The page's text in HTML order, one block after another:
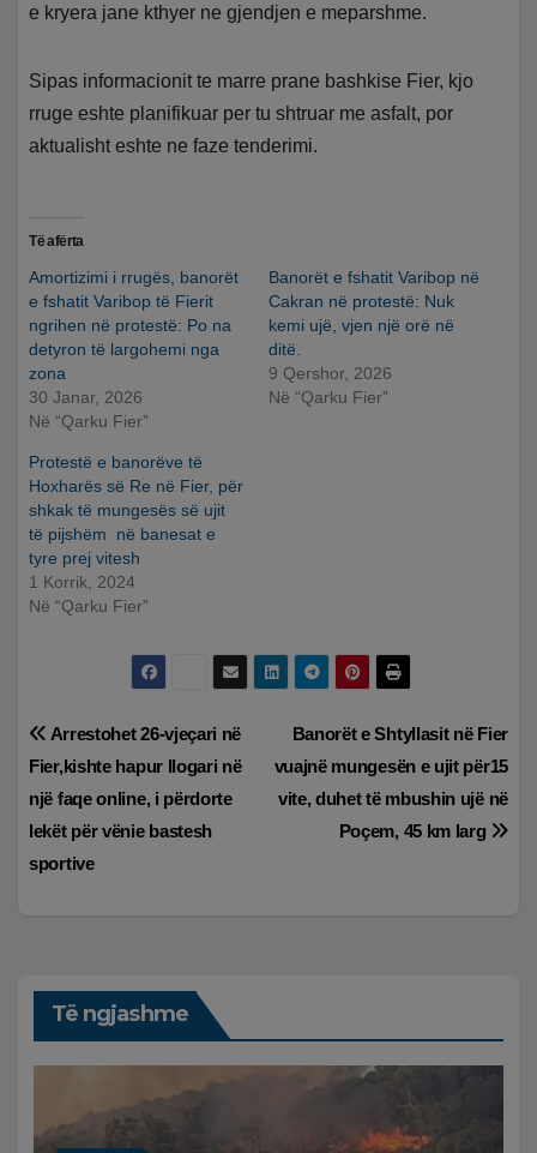
e kryera jane kthyer ne gjendjen e meparshme.
Sipas informacionit te marre prane bashkise Fier, kjo
rruge eshte planifikuar per tu shtruar me asfalt, por
aktualisht eshte ne faze tenderimi.
Të afërta
Amortizimi i rrugës, banorët
e fshatit Varibop të Fierit
ngrihen në protestë: Po na
detyron të largohemi nga
zona
30 Janar, 2026
Në “Qarku Fier”
Banorët e fshatit Varibop në
Cakran në protestë: Nuk
kemi ujë, vjen një orë në
ditë.
9 Qershor, 2026
Në “Qarku Fier”
Protestë e banorëve të
Hoxharës së Re në Fier, për
shkak të mungesës së ujit
të pijshëm në banesat e
tyre prej vitesh
1 Korrik, 2024
Në “Qarku Fier”
Lëvizje
te
postimet
Banorët e Shtyllasit në Fier
vuajnë mungesën e ujit për15
vite, duhet të mbushin ujë në
Poçem, 45 km larg
Arrestohet 26-vjeçari në
Fier,kishte hapur llogari në
një faqe online, i përdorte
lekët për vënie bastesh
sportive
Të ngjashme